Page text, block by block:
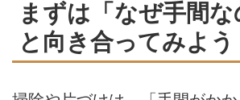
まずは「なぜ手間な
と向き合ってみよう